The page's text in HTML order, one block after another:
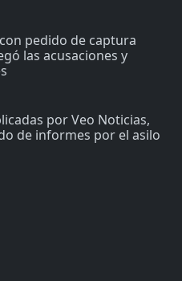
pedido de captura
las acusaciones y
por Veo Noticias,
de informes por el asilo